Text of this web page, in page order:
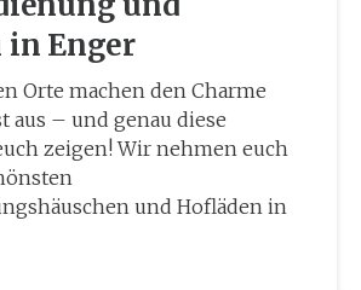
in Enger
Orte machen den Charme
aus – und genau diese
zeigen! Wir nehmen euch
und Hofläden in